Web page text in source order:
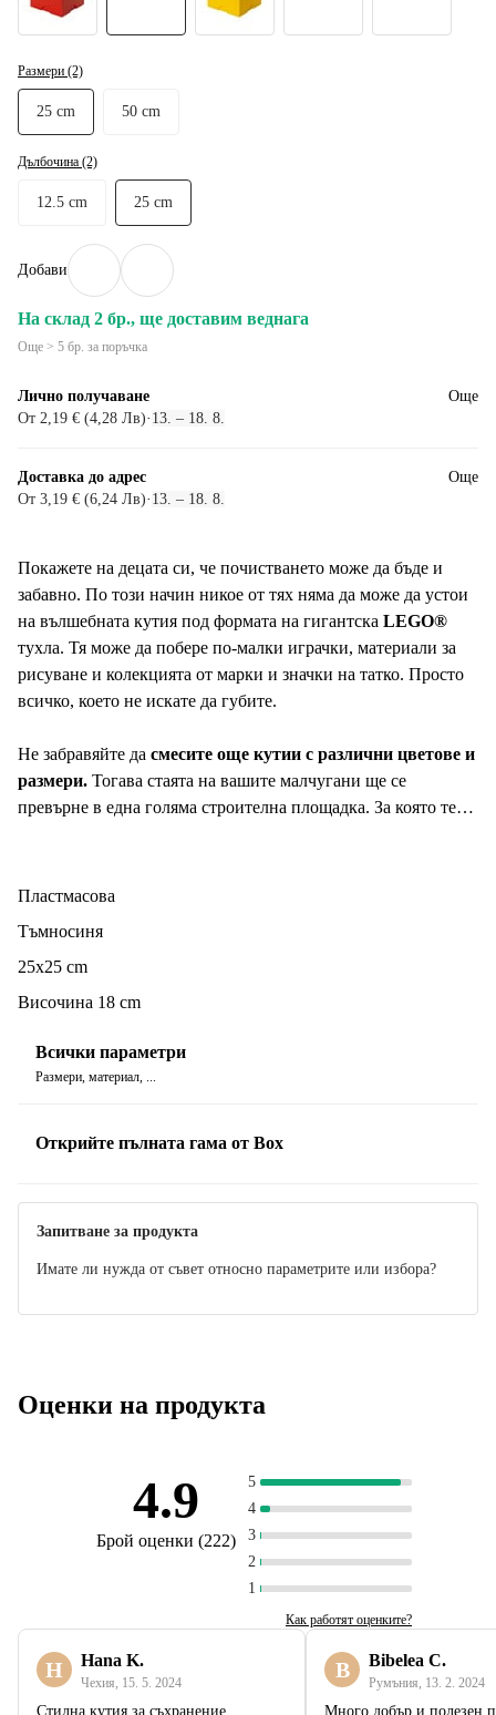
Размери (2)
25 cm 50 cm
Дълбочина (2)
12.5 cm 25 cm
Добави
На склад 2 бр., ще доставим веднага
Още > 5 бр. за поръчка
Лично получаване
От 2,19 € (4,28 Лв)· 13. – 18. 8.
Още
Доставка до адрес
От 3,19 € (6,24 Лв)· 13. – 18. 8.
Още
Покажете на децата си, че почистването може да бъде и
забавно. По този начин никое от тях няма да може да устои
на вълшебната кутия под формата на гигантска LEGO®
тухла. Тя може да побере по-малки играчки, материали за
рисуване и колекцията от марки и значки на татко. Просто
всичко, което не искате да губите.
Не забравяйте да смесите още кутии с различни цветове и
размери. Тогава стаята на вашите малчугани ще се
превърне в една голяма строителна площадка. За която те
Пластмасова
Тъмносиня
25x25 cm
Височина 18 cm
Всички параметри
Размери, материал, ...
Открийте пълната гама от Box
Запитване за продукта
Имате ли нужда от съвет относно параметрите или избора?
Оценки на продукта
4.9
Брой оценки (222)
5
4
3
2
1
Как работят оценките?
H Hana K.
Чехия 15. 5. 2024
Стилна кутия за съхранение
B Bibelea C.
Румъния 13. 2. 2024
Много добър и полезен